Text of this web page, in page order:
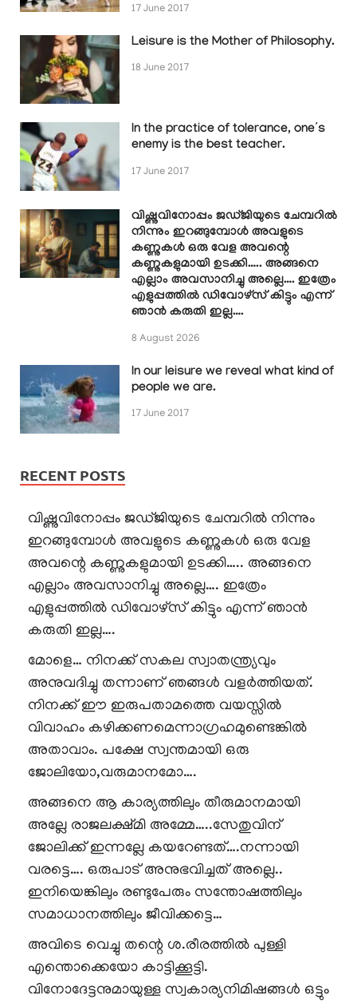
17 June 2017
Leisure is the Mother of Philosophy.
18 June 2017
In the practice of tolerance, one’s
enemy is the best teacher.
17 June 2017
വിഷ്ണുവിനോപ്പം ജഡ്ജിയുടെ ചേമ്പറിൽ
നിന്നും ഇറങ്ങുമ്പോൾ അവളുടെ
കണ്ണുകൾ ഒരു വേള അവന്റെ
കണ്ണുകളുമായി ഉടക്കി….. അങ്ങനെ
എല്ലാം അവസാനിച്ചു അല്ലെ…. ഇത്രേം
എളുപ്പത്തിൽ ഡിവോഴ്സ് കിട്ടും എന്ന്
ഞാൻ കരുതി ഇല്ല….
8 August 2026
In our leisure we reveal what kind of
people we are.
17 June 2017
RECENT POSTS
വിഷ്ണുവിനോപ്പം ജഡ്ജിയുടെ ചേമ്പറിൽ നിന്നും
ഇറങ്ങുമ്പോൾ അവളുടെ കണ്ണുകൾ ഒരു വേള
അവന്റെ കണ്ണുകളുമായി ഉടക്കി….. അങ്ങനെ
എല്ലാം അവസാനിച്ചു അല്ലെ…. ഇത്രേം
എളുപ്പത്തിൽ ഡിവോഴ്സ് കിട്ടും എന്ന് ഞാൻ
കരുതി ഇല്ല….
മോളെ… നിനക്ക് സകല സ്വാതന്ത്ര്യവും
അനുവദിച്ചു തന്നാണ് ഞങ്ങൾ വളർത്തിയത്.
നിനക്ക് ഈ ഇരുപതാമത്തെ വയസ്സിൽ
വിവാഹം കഴിക്കണമെന്നാഗ്രഹമുണ്ടെങ്കിൽ
അതാവാം. പക്ഷേ സ്വന്തമായി ഒരു
ജോലിയോ,വരുമാനമോ….
അങ്ങനെ ആ കാര്യത്തിലും തീരുമാനമായി
അല്ലേ രാജലക്ഷ്മി അമ്മേ…..സേതുവിന്
ജോലിക്ക് ഇന്നല്ലേ കയറേണ്ടത്….നന്നായി
വരട്ടെ…. ഒരുപാട് അനുഭവിച്ചത് അല്ലെ..
ഇനിയെങ്കിലും രണ്ടുപേരും സന്തോഷത്തിലും
സമാധാനത്തിലും ജീവിക്കട്ടെ…
അവിടെ വെച്ചു തന്റെ ശ.രീരത്തിൽ പുള്ളി
എന്തൊക്കെയോ കാട്ടിക്കൂട്ടി.
വിനോദേട്ടനുമായുള്ള സ്വകാര്യനിമിഷങ്ങൾ ഒട്ടും